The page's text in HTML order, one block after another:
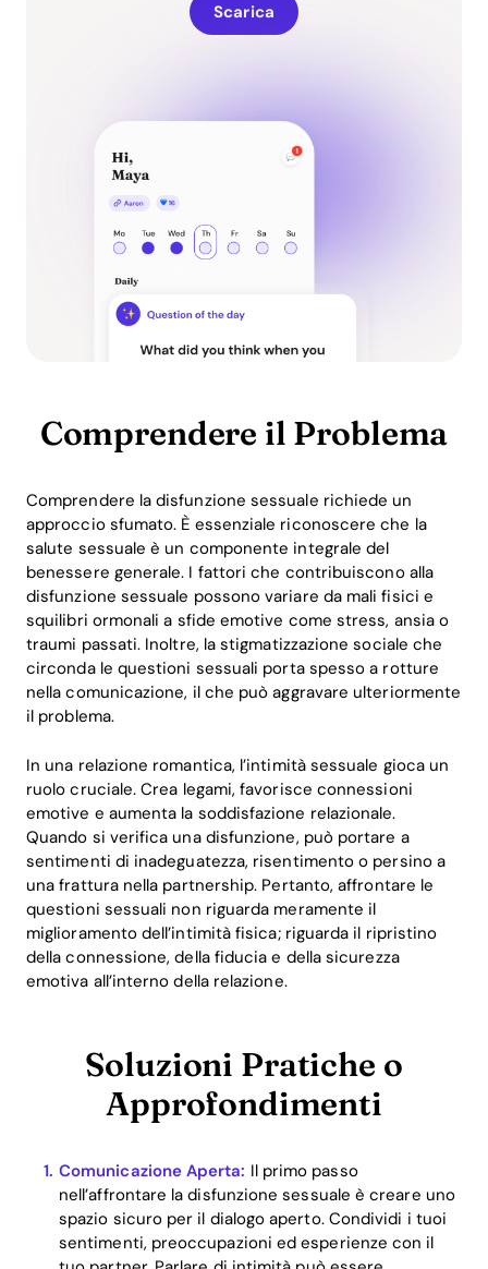
Scarica
Comprendere il Problema
Comprendere la disfunzione sessuale richiede un
approccio sfumato. È essenziale riconoscere che la
salute sessuale è un componente integrale del
benessere generale. I fattori che contribuiscono alla
disfunzione sessuale possono variare da mali fisici e
squilibri ormonali a sfide emotive come stress, ansia o
traumi passati. Inoltre, la stigmatizzazione sociale che
circonda le questioni sessuali porta spesso a rotture
nella comunicazione, il che può aggravare ulteriormente
il problema.
In una relazione romantica, l’intimità sessuale gioca un
ruolo cruciale. Crea legami, favorisce connessioni
emotive e aumenta la soddisfazione relazionale.
Quando si verifica una disfunzione, può portare a
sentimenti di inadeguatezza, risentimento o persino a
una frattura nella partnership. Pertanto, affrontare le
questioni sessuali non riguarda meramente il
miglioramento dell’intimità fisica; riguarda il ripristino
della connessione, della fiducia e della sicurezza
emotiva all’interno della relazione.
Soluzioni Pratiche o
Approfondimenti
Comunicazione Aperta: Il primo passo
nell’affrontare la disfunzione sessuale è creare uno
spazio sicuro per il dialogo aperto. Condividi i tuoi
sentimenti, preoccupazioni ed esperienze con il